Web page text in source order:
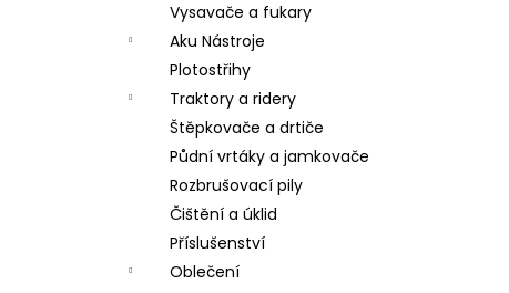
Vysavače a fukary
Aku Nástroje
Plotostřihy
Traktory a ridery
Štěpkovače a drtiče
Půdní vrtáky a jamkovače
Rozbrušovací pily
Čištění a úklid
Příslušenství
Oblečení